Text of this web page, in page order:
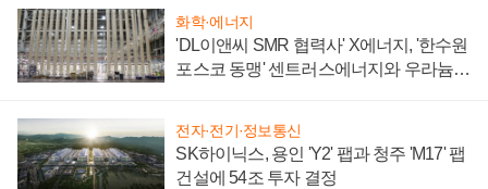
화학·에너지
'DL이앤씨 SMR 협력사' X에너지, '한수원
포스코 동맹' 센트러스에너지와 우라늄
전자·전기·정보통신
SK하이닉스, 용인 'Y2' 팹과 청주 'M17' 팹
건설에 54조 투자 결정